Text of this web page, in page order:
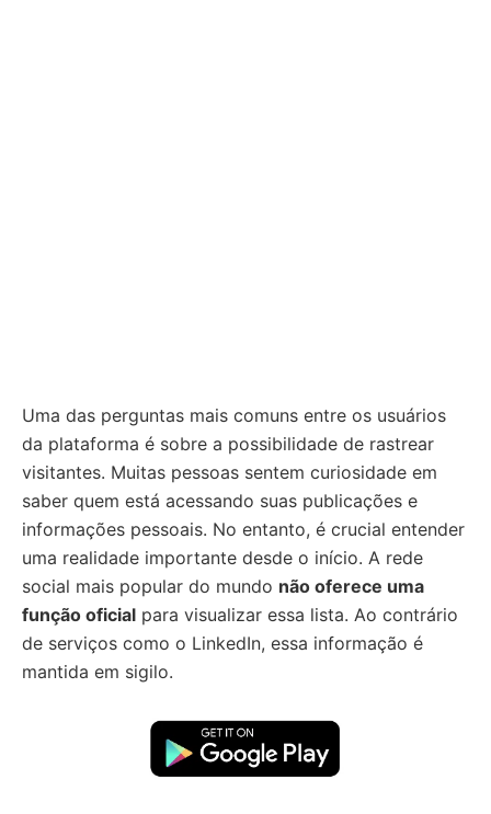
Uma das perguntas mais comuns entre os usuários
da plataforma é sobre a possibilidade de rastrear
visitantes. Muitas pessoas sentem curiosidade em
saber quem está acessando suas publicações e
informações pessoais. No entanto, é crucial entender
uma realidade importante desde o início. A rede
social mais popular do mundo não oferece uma
função oficial para visualizar essa lista. Ao contrário
de serviços como o LinkedIn, essa informação é
mantida em sigilo.